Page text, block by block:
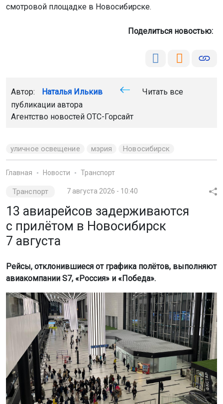
смотровой площадке в Новосибирске.
Поделиться новостью:
Автор: Наталья Илькив
Читать все
публикации автора
Агентство новостей ОТС-Горсайт
уличное освещение мэрия Новосибирск
Главная Новости Транспорт
Транспорт 7 августа 2026 - 10:40
13 авиарейсов задерживаются
с прилётом в Новосибирск
7 августа
Рейсы, отклонившиеся от графика полётов, выполняют
авиакомпании S7, «Россия» и «Победа».